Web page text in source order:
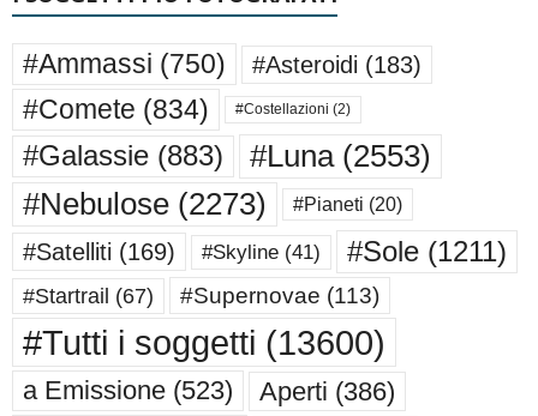
#Ammassi (750) #Asteroidi (183)
#Comete (834) #Costellazioni (2)
#Galassie (883) #Luna(2553)
#Nebulose (2273) #Pianeti (20)
#Satelliti (169) #Skyline (41) #Sole (1211)
#Startrail (67) #Supernovae (113)
#Tutti i soggetti (13600)
a Emissione (523) Aperti (386)